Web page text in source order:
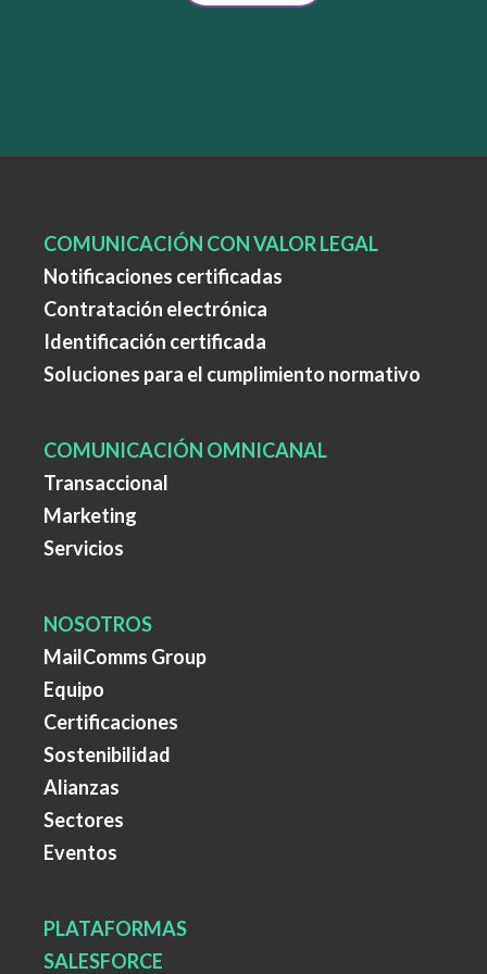
COMUNICACIÓN CON VALOR LEGAL
Notificaciones certificadas
Contratación electrónica
Identificación certificada
Soluciones para el cumplimiento normativo
COMUNICACIÓN OMNICANAL
Transaccional
Marketing
Servicios
NOSOTROS
MailComms Group
Equipo
Certificaciones
Sostenibilidad
Alianzas
Sectores
Eventos
PLATAFORMAS
SALESFORCE